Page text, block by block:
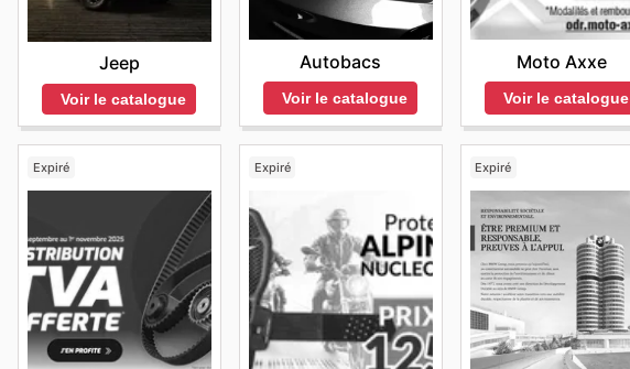
Jeep
Voir le catalogue
Autobacs
Voir le catalogue
Moto Axxe
Voir le catalogue
Expiré Expiré Expiré